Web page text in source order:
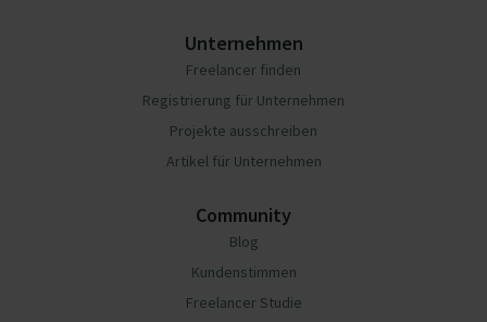
Unternehmen
Freelancer finden
Registrierung für Unternehmen
Projekte ausschreiben
Artikel für Unternehmen
Community
Blog
Kundenstimmen
Freelancer Studie